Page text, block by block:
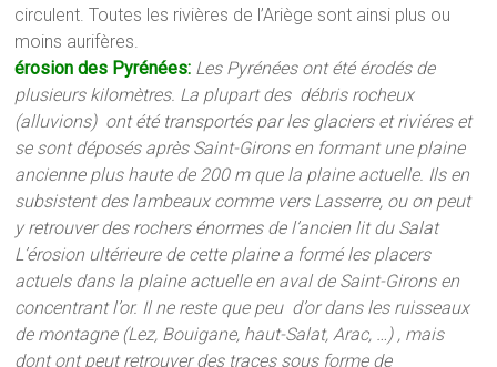
circulent. Toutes les rivières de l’Ariège sont ainsi plus ou
moins aurifères.
érosion des Pyrénées: Les Pyrénées ont été érodés de
plusieurs kilomètres. La plupart des débris rocheux
(alluvions) ont été transportés par les glaciers et riviéres et
se sont déposés après Saint-Girons en formant une plaine
ancienne plus haute de 200 m que la plaine actuelle. Ils en
subsistent des lambeaux comme vers Lasserre, ou on peut
y retrouver des rochers énormes de l’ancien lit du Salat
L’érosion ultérieure de cette plaine a formé les placers
actuels dans la plaine actuelle en aval de Saint-Girons en
concentrant l’or. Il ne reste que peu d’or dans les ruisseaux
de montagne (Lez, Bouigane, haut-Salat, Arac, …) , mais
dont ont peut retrouver des traces sous forme de